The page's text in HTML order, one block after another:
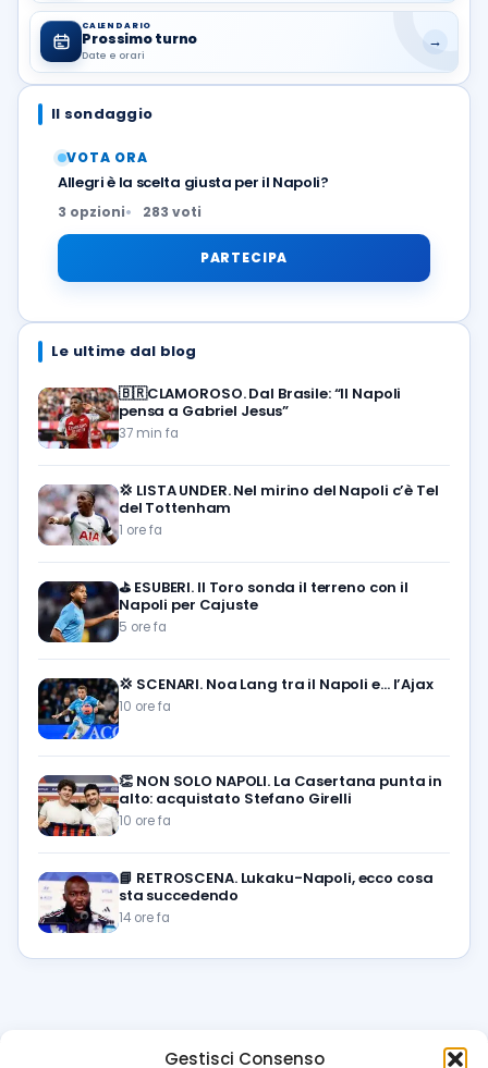
Gestisci Consenso
CALENDARIO
Prossimo turno
Date e orari
→
Il sondaggio
VOTA ORA
Allegri è la scelta giusta per il Napoli?
3 opzioni 283 voti
PARTECIPA
Le ultime dal blog
🇧🇷CLAMOROSO. Dal Brasile: “Il Napoli
pensa a Gabriel Jesus”
37 min fa
💢 LISTA UNDER. Nel mirino del Napoli c’è Tel
del Tottenham
1 ore fa
⛳ ESUBERI. Il Toro sonda il terreno con il
Napoli per Cajuste
5 ore fa
💢 SCENARI. Noa Lang tra il Napoli e… l’Ajax
10 ore fa
👏 NON SOLO NAPOLI. La Casertana punta in
alto: acquistato Stefano Girelli
10 ore fa
📘 RETROSCENA. Lukaku-Napoli, ecco cosa
sta succedendo
14 ore fa